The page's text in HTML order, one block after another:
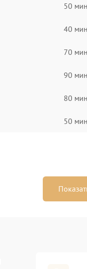
50 мин
40 мин
70 мин
90 мин
80 мин
50 мин